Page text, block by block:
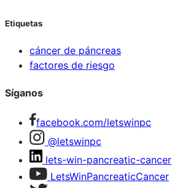
Etiquetas
cáncer de páncreas
factores de riesgo
Síganos
facebook.com/letswinpc
@letswinpc
lets-win-pancreatic-cancer
LetsWinPancreaticCancer